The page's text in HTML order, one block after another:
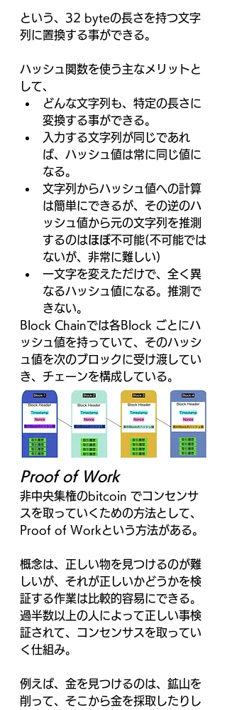
という、32 byteの長さを持つ文字
列に置換する事ができる。
ハッシュ関数を使う主なメリットと
して、
どんな文字列も、特定の長さに
変換する事ができる。
入力する文字列が同じであれ
ば、ハッシュ値は常に同じ値に
なる。
文字列からハッシュ値への計算
は簡単にできるが、その逆のハ
ッシュ値から元の文字列を推測
するのはほぼ不可能(不可能では
ないが、非常に難しい)
一文字を変えただけで、全く異
なるハッシュ値になる。推測で
きない。
Block Chainでは各Block ごとにハ
ッシュ値を持っていて、そのハッシ
ュ値を次のブロックに受け渡してい
き、チェーンを構成している。
Proof of Work
非中央集権のbitcoin でコンセンサ
スを取っていくための方法として、
Proof of Workという方法がある。
概念は、正しい物を見つけるのが難
しいが、それが正しいかどうかを検
証する作業は比較的容易にできる。
過半数以上の人によって正しい事検
証されて、コンセンサスを取ってい
く仕組み。
例えば、金を見つけるのは、鉱山を
削って、そこから金を採取したりし